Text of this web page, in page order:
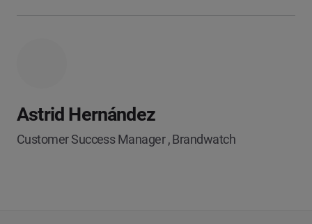
Astrid Hernández
Customer Success Manager , Brandwatch